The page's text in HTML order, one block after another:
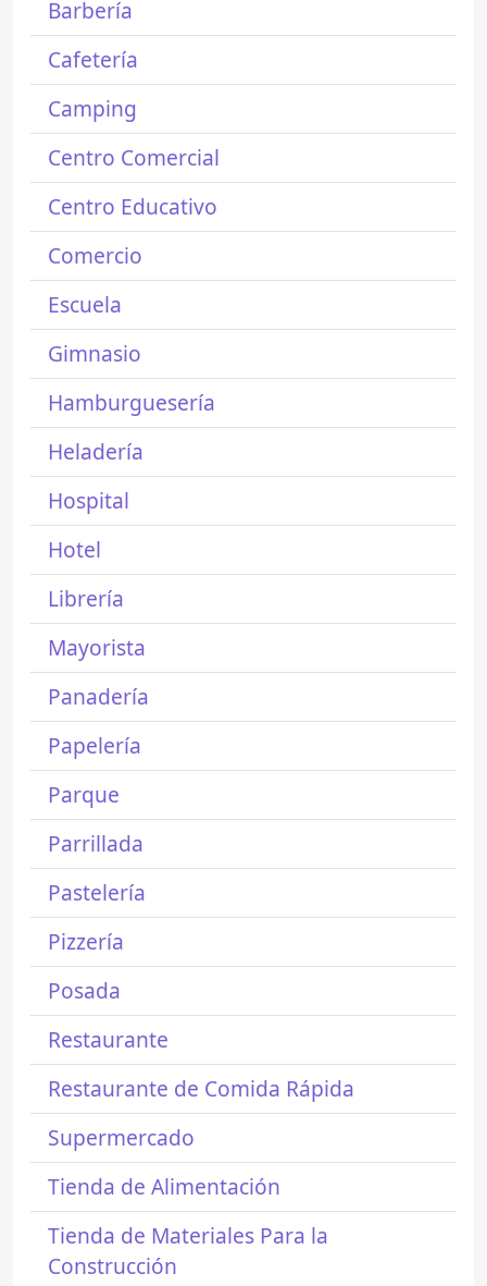
Barbería
Cafetería
Camping
Centro Comercial
Centro Educativo
Comercio
Escuela
Gimnasio
Hamburguesería
Heladería
Hospital
Hotel
Librería
Mayorista
Panadería
Papelería
Parque
Parrillada
Pastelería
Pizzería
Posada
Restaurante
Restaurante de Comida Rápida
Supermercado
Tienda de Alimentación
Tienda de Materiales Para la
Construcción